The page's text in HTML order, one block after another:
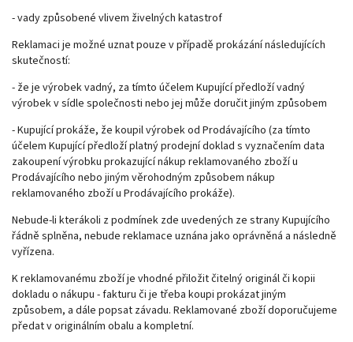
- vady způsobené vlivem živelných katastrof
Reklamaci je možné uznat pouze v případě prokázání následujících
skutečností:
- že je výrobek vadný, za tímto účelem Kupující předloží vadný
výrobek v sídle společnosti nebo jej může doručit jiným způsobem
- Kupující prokáže, že koupil výrobek od Prodávajícího (za tímto
účelem Kupující předloží platný prodejní doklad s vyznačením data
zakoupení výrobku prokazující nákup reklamovaného zboží u
Prodávajícího nebo jiným věrohodným způsobem nákup
reklamovaného zboží u Prodávajícího prokáže).
Nebude-li kterákoli z podmínek zde uvedených ze strany Kupujícího
řádně splněna, nebude reklamace uznána jako oprávněná a následně
vyřízena.
K reklamovanému zboží je vhodné přiložit čitelný originál či kopii
dokladu o nákupu - fakturu či je třeba koupi prokázat jiným
způsobem, a dále popsat závadu. Reklamované zboží doporučujeme
předat v originálním obalu a kompletní.